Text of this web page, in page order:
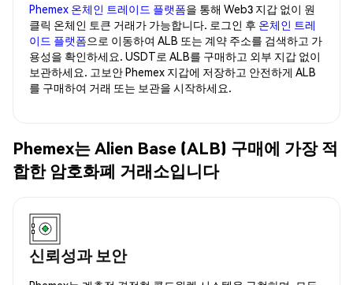
Phemex 온체인 트레이드 플랫폼을 통해 Web3 지갑 없이 원
클릭 온체인 토큰 거래가 가능합니다. 로그인 후 온체인 트레
이드 플랫폼으로 이동하여 ALB 또는 계약 주소를 검색하고 가
용성을 확인하세요. USDT로 ALB를 구매하고 외부 지갑 없이
보관하세요. 고보안 Phemex 지갑에 저장하고 안전하게 ALB
를 구매하여 거래 또는 보관을 시작하세요.
Phemex는 Alien Base (ALB) 구매에 가장 적
합한 암호화폐 거래소입니다
신뢰성과 보안